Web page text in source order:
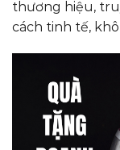
thương hiệu,
cách tinh tế,